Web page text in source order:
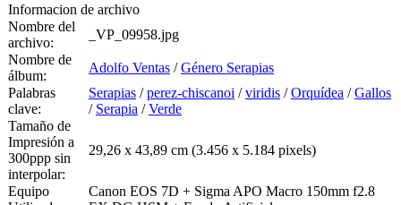
Informacion de archivo
Nombre del
archivo:
_VP_09958.jpg
Nombre de
álbum:
Adolfo Ventas /Género Serapias
Palabras
clave:
Serapias /perez-chiscanoi /viridis /Orquídea /Gallos
/ Serapia /Verde
Tamaño de
Impresión a
300ppp sin
interpolar:
29,26 x 43,89 cm (3.456 x 5.184 pixels)
Equipo
Canon EOS 7D + Sigma APO Macro 150mm f2.8